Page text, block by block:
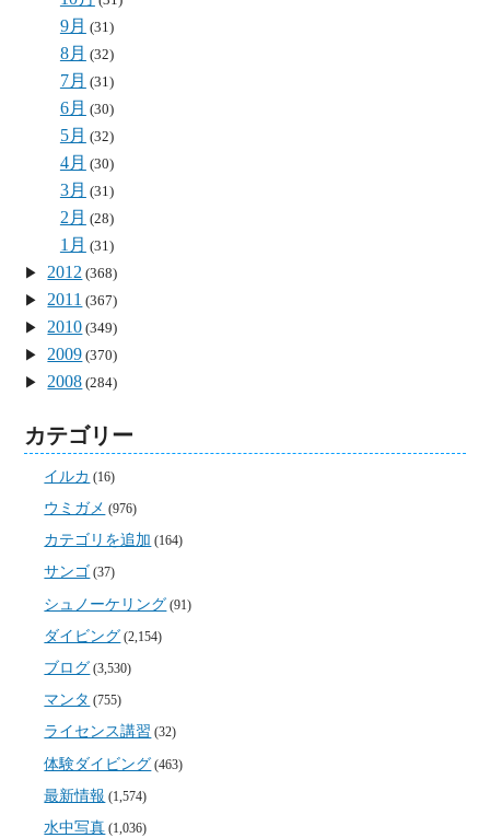
9月 (31)
8月 (32)
7月 (31)
6月 (30)
5月 (32)
4月 (30)
3月 (31)
2月 (28)
1月 (31)
2012 (368)
2011 (367)
2010 (349)
2009 (370)
2008 (284)
カテゴリー
イルカ (16)
ウミガメ (976)
カテゴリを追加 (164)
サンゴ (37)
シュノーケリング (91)
ダイビング (2,154)
ブログ (3,530)
マンタ (755)
ライセンス講習 (32)
体験ダイビング (463)
最新情報 (1,574)
水中写真 (1,036)